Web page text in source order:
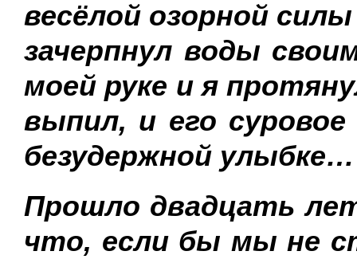
весёлой озорной
зачерпнул воды
моей руке и я
выпил, и его
безудержной улыбке…
Прошло двадцать
что, если бы мы не